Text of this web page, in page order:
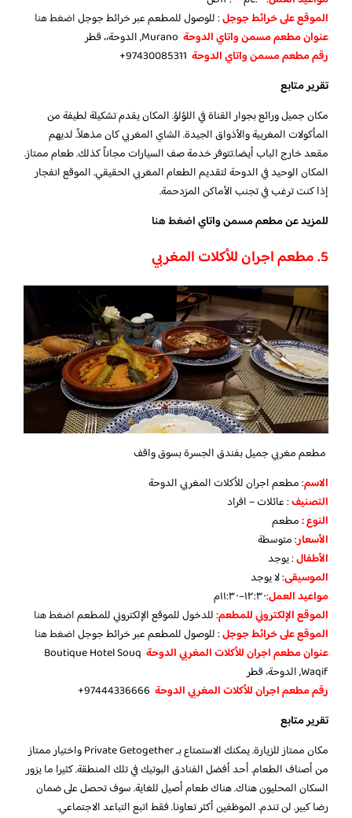
الموقع على خرائط جوجل: للوصول للمطعم عبر خرائط جوجلاضغط هنا
عنوان مطعم مسمن واتاي الدوحة Murano, الدوحة،، قطر
رقم مطعم مسمن واتاي الدوحة 97430085311+
تقرير متابع
مكان جميل ورائع بجوار القناة في اللؤلؤ. المكان يقدم تشكيلة لطيفة من
المأكولات المغربية والأذواق الجيدة. الشاي المغربي كان مذهلاً. لديهم
مقعد خارج الباب أيضا.تتوفر خدمة صف السيارات مجاناً كذلك. طعام ممتاز.
المكان الوحيد في الدوحة لتقديم الطعام المغربي الحقيقي. الموقع انفجار
إذا كنت ترغب في تجنب الأماكن المزدحمة.
للمزيد عن مطعم مسمن واتاياضغط هنا
5. مطعم اجران للأكلات المغربي
مطعم مغربي جميل بفندق الجسرة بسوق واقف
الاسم: مطعم اجران للأكلات المغربي الدوحة
التصنيف: عائلات – افراد
النوع :مطعم
الأسعار:متوسطة
الأطفال:يوجد
الموسيقى:لا يوجد
مواعيد العمل:١٢:٣٠–١١:٣٠م
الموقع الإلكتروني للمطعم: للدخول للموقع الإلكتروني للمطعماضغط هنا
الموقع على خرائط جوجل: للوصول للمطعم عبر خرائط جوجلاضغط هنا
عنوان مطعم اجران للأكلات المغربي الدوحة Boutique Hotel Souq
Waqif, الدوحة، قطر
رقم مطعم اجران للأكلات المغربي الدوحة 97444336666+
تقرير متابع
مكان ممتاز للزيارة. يمكنك الاستمتاع بـ Private Getogether واختيار ممتاز
من أصناف الطعام. أحد أفضل الفنادق البوتيك في تلك المنطقة. كثيرا ما يزور
السكان المحليون هناك. هناك طعام أصيل للغاية. سوف تحصل على ضمان
رضا كبير. لن تندم. الموظفين أكثر تعاونا. فقط اتبع التباعد الاجتماعي.